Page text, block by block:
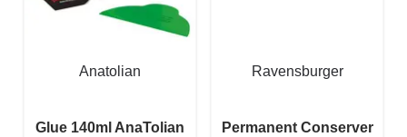
Anatolian
Glue 140ml AnaTolian
Ravensburger
Permanent Conserver